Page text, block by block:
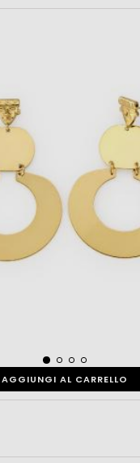
AGGIUNGI AL CARRELLO